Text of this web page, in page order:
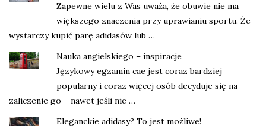
Zapewne wielu z Was uważa, że obuwie nie ma
większego znaczenia przy uprawianiu sportu. Że
wystarczy kupić parę adidasów lub …
Nauka angielskiego – inspiracje
Językowy egzamin cae jest coraz bardziej
popularny i coraz więcej osób decyduje się na
zaliczenie go – nawet jeśli nie …
Eleganckie adidasy? To jest możliwe!